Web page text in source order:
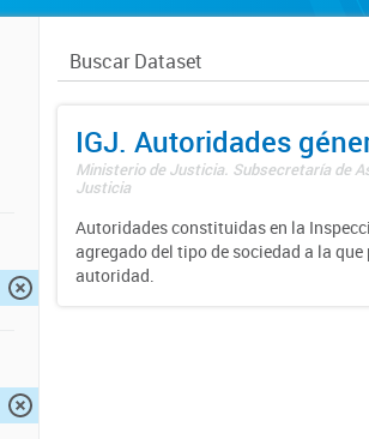
IGJ. Autoridades
Ministerio de Justicia. Subsecretaría de
Justicia
Autoridades constituidas en la
agregado del tipo de sociedad a la que
autoridad.